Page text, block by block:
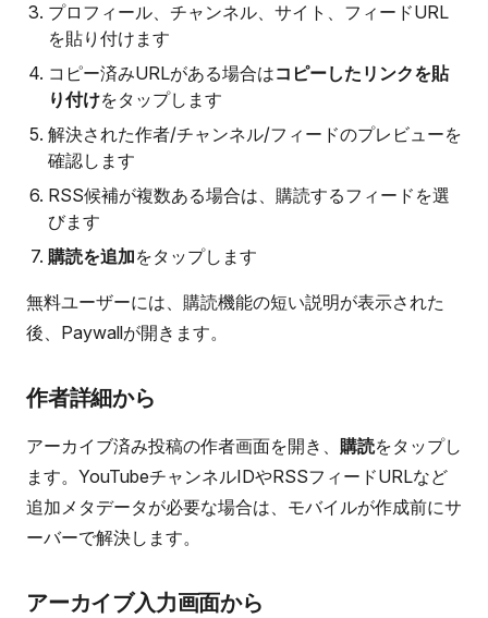
プロフィール、チャンネル、サイト、フィードURL
を貼り付けます
コピー済みURLがある場合はコピーしたリンクを貼
り付けをタップします
解決された作者/チャンネル/フィードのプレビューを
確認します
RSS候補が複数ある場合は、購読するフィードを選
びます
購読を追加をタップします
無料ユーザーには、購読機能の短い説明が表示された
後、Paywallが開きます。
作者詳細から
アーカイブ済み投稿の作者画面を開き、 購読をタップし
ます。YouTubeチャンネルIDやRSSフィードURLなど
追加メタデータが必要な場合は、モバイルが作成前にサ
ーバーで解決します。
アーカイブ入力画面から